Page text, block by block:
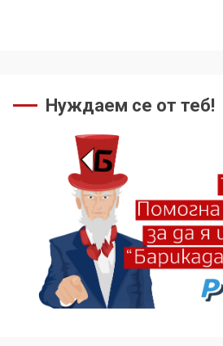
Нуждаем се от теб!